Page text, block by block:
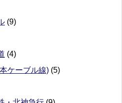
(9)
(4)
ケーブル線) (5)